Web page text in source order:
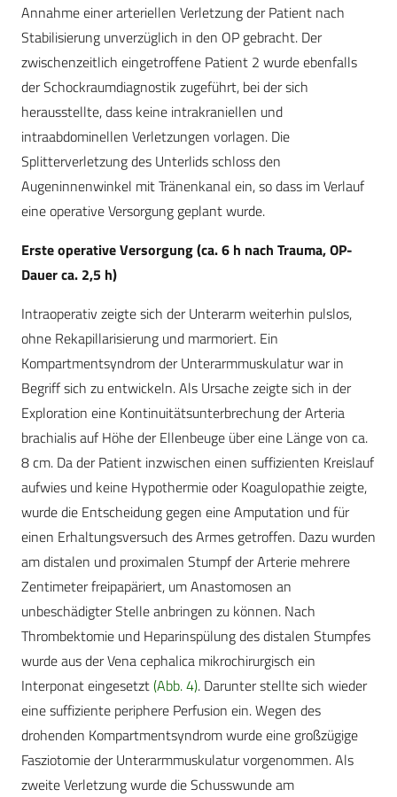
Annahme einer arteriellen Verletzung der Patient nach
Stabilisierung unverzüglich in den OP gebracht. Der
zwischenzeitlich eingetroffene Patient 2 wurde ebenfalls
der Schockraumdiagnostik zugeführt, bei der sich
herausstellte, dass keine intrakraniellen und
intraabdominellen Verletzungen vorlagen. Die
Splitterverletzung des Unterlids schloss den
Augeninnenwinkel mit Tränenkanal ein, so dass im Verlauf
eine operative Versorgung geplant wurde.
Erste operative Versorgung (ca. 6 h nach Trauma, OP-
Dauer ca. 2,5 h)
Intraoperativ zeigte sich der Unterarm weiterhin pulslos,
ohne Rekapillarisierung und marmoriert. Ein
Kompartmentsyndrom der Unterarmmuskulatur war in
Begriff sich zu entwickeln. Als Ursache zeigte sich in der
Exploration eine Kontinuitätsunterbrechung der Arteria
brachialis auf Höhe der Ellenbeuge über eine Länge von ca.
8 cm. Da der Patient inzwischen einen suffizienten Kreislauf
aufwies und keine Hypothermie oder Koagulopathie zeigte,
wurde die Entscheidung gegen eine Amputation und für
einen Erhaltungsversuch des Armes getroffen. Dazu wurden
am distalen und proximalen Stumpf der Arterie mehrere
Zentimeter freipapäriert, um Anastomosen an
unbeschädigter Stelle anbringen zu können. Nach
Thrombektomie und Heparinspülung des distalen Stumpfes
wurde aus der Vena cephalica mikrochirurgisch ein
Interponat eingesetzt(Abb. 4). Darunter stellte sich wieder
eine suffiziente periphere Perfusion ein. Wegen des
drohenden Kompartmentsyndrom wurde eine großzügige
Fasziotomie der Unterarmmuskulatur vorgenommen. Als
zweite Verletzung wurde die Schusswunde am